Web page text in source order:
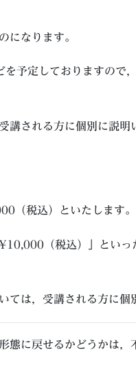
になります。
予定しておりますので
講される方に個別に説明
（税込）といたします。
（税込）」といっ
ては，受講される方に個
態に戻せるかどうかは，